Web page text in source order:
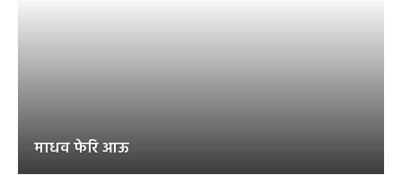
माधव फेरि आऊ